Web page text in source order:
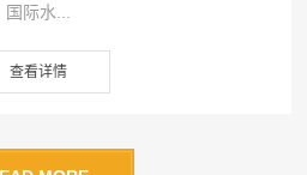
国际水...
查看详情